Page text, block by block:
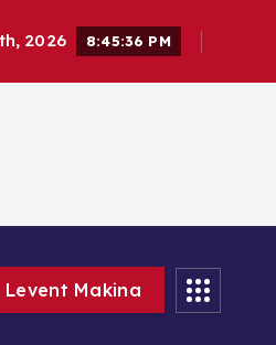
2026 8:45:37 PM
Levent Makina